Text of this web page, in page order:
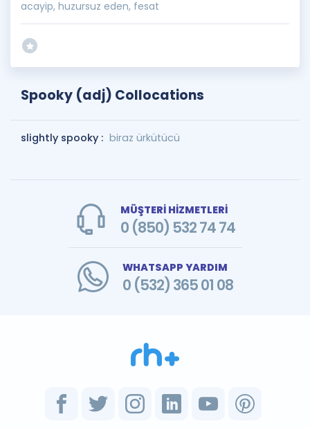
acayip, huzursuz eden, fesat
Spooky (adj) Collocations
slightly spooky : biraz ürkütücü
MÜŞTERİ HİZMETLERİ
0 (850) 532 74 74
WHATSAPP YARDIM
0 (532) 365 01 08